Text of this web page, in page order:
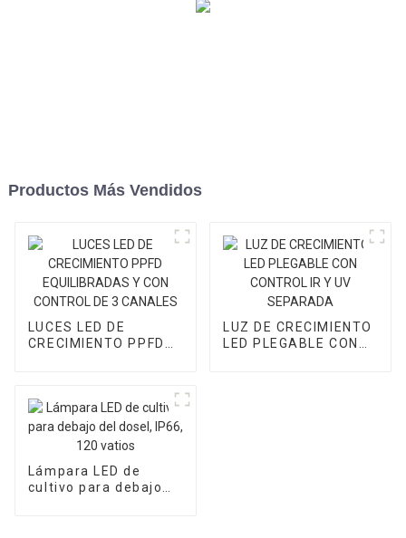
Productos Más Vendidos
LUCES LED DE
CRECIMIENTO PPFD
LUZ DE CRECIMIENTO
LED PLEGABLE CON
Lámpara LED de
cultivo para debajo